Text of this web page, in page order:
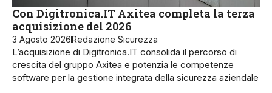
Con Digitronica.IT Axitea completa la terza
acquisizione del 2026
3 Agosto 2026Redazione Sicurezza
L’acquisizione di Digitronica.IT consolida il percorso di
crescita del gruppo Axitea e potenzia le competenze
software per la gestione integrata della sicurezza aziendale